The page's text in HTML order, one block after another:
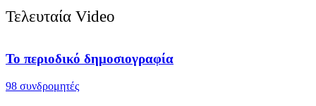
Τελευταία Video
Το περιοδικό δημοσιογραφία
98 συνδρομητές